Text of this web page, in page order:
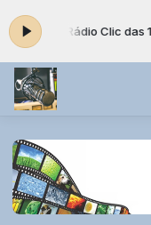
com Rádio Clic das